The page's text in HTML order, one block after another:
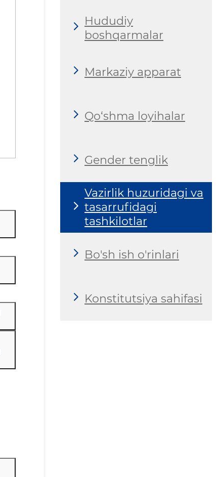
Hududiy
boshqarmalar
Markaziy apparat
Qo‘shma loyihalar
Gender tenglik
Vazirlik huzuridagi va
tasarrufidagi
tashkilotlar
Bo'sh ish o'rinlari
Konstitutsiya sahifasi